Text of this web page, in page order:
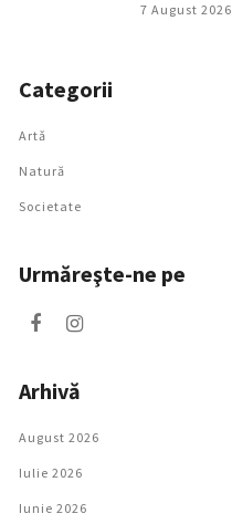
7 August 2026
Categorii
Artǎ
Natură
Societate
Urmăreşte-ne pe
Arhivă
August 2026
Iulie 2026
Iunie 2026